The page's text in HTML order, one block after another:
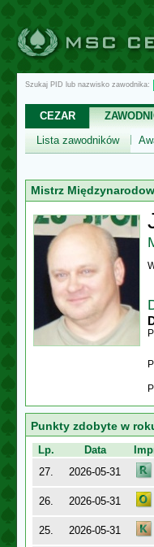
Szukaj PID lub nazwisko zawodnika:
CEZAR
Lista zawodników
Mistrz
Punkty zdobyte w
Lp.
Data
27.
2026-05-31
26.
2026-05-31
25.
2026-05-31